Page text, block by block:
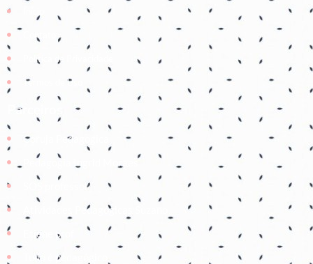
Contato
Política de Privacidade
Termos de Uso
Parceiros
Coruja Pedagogica
Pedagogia Ingrid Moraes
SOS professor
Atividades Pedagógicas Suzano
Etiene prof
Tudo é pedagógico